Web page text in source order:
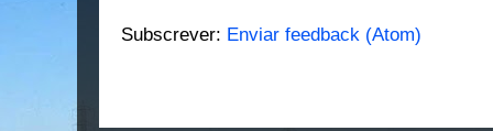
Subscrever: Enviar feedback (Atom)